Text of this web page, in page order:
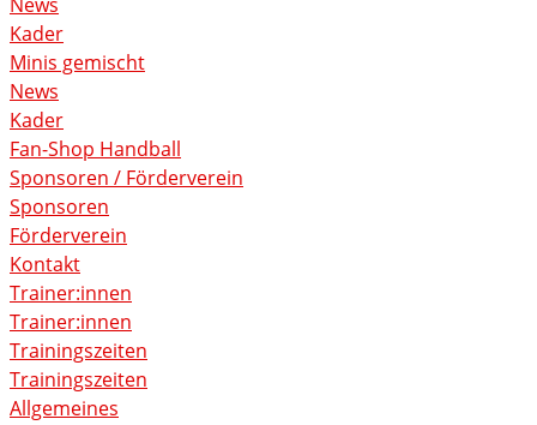
Kader
Minis gemischt
News
Kader
Fan-Shop Handball
Sponsoren / Förderverein
Sponsoren
Förderverein
Kontakt
Trainer:innen
Trainer:innen
Trainingszeiten
Trainingszeiten
Allgemeines